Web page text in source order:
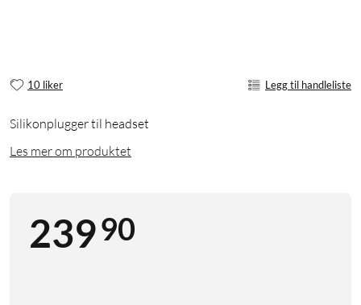
10 liker Legg til handleliste
Silikonplugger til headset
Les mer om produktet
23990